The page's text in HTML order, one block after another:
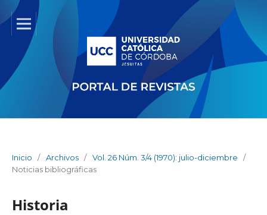
Inicio / Archivos / Vol. 26 Núm. 3/4 (1970): julio-diciembre
/
Noticias bibliográficas
Historia